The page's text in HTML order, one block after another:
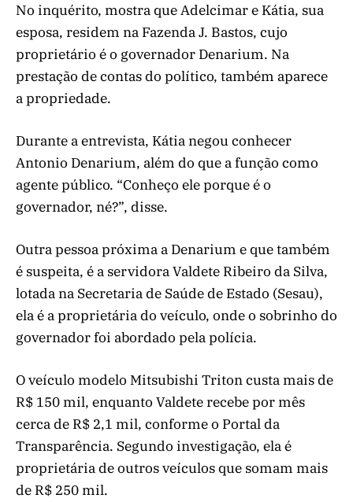
No inquérito, mostra que Adelcimar e Kátia, sua
esposa, residem na Fazenda J. Bastos, cujo
proprietário é o governador Denarium. Na
prestação de contas do político, também aparece
a propriedade.
Durante a entrevista, Kátia negou conhecer
Antonio Denarium, além do que a função como
agente público. “Conheço ele porque é o
governador, né?”, disse.
Outra pessoa próxima a Denarium e que também
é suspeita, é a servidora Valdete Ribeiro da Silva,
lotada na Secretaria de Saúde de Estado (Sesau),
ela é a proprietária do veículo, onde o sobrinho do
governador foi abordado pela polícia.
O veículo modelo Mitsubishi Triton custa mais de
R$ 150 mil, enquanto Valdete recebe por mês
cerca de R$ 2,1 mil, conforme o Portal da
Transparência. Segundo investigação, ela é
proprietária de outros veículos que somam mais
de R$ 250 mil.